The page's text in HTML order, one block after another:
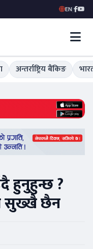
EN|
अन्तर्राष्ट्रिय बैंकिङ
हुनुहुन्छ ?
सुख्खै छैन